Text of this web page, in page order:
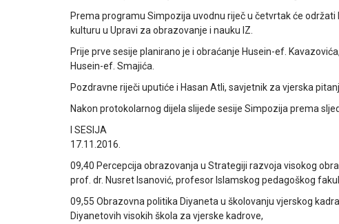
Prema programu Simpozija uvodnu riječ u četvrtak će
kulturu u Upravi za obrazovanje i nauku IZ.
Prije prve sesije planirano je i obraćanje Husein-ef.
Husein-ef. Smajića.
Pozdravne riječi uputiće i Hasan Atli, savjetnik za vjerska
Nakon protokolarnog dijela slijede sesije Simpozija prema
I SESIJA
17.11.2016.
09,40 Percepcija obrazovanja u Strategiji razvoja visokog
prof. dr. Nusret Isanović, profesor Islamskog pedagoškog
09,55 Obrazovna politika Diyaneta u školovanju vjerskog
Diyanetovih visokih škola za vjerske kadrove,